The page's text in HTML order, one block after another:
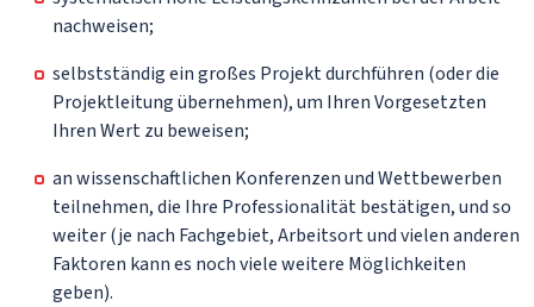
nachweisen;
selbstständig ein großes Projekt durchführen (oder die
Projektleitung übernehmen), um Ihren Vorgesetzten
Ihren Wert zu beweisen;
an wissenschaftlichen Konferenzen und Wettbewerben
teilnehmen, die Ihre Professionalität bestätigen, und so
weiter (je nach Fachgebiet, Arbeitsort und vielen anderen
Faktoren kann es noch viele weitere Möglichkeiten
geben).